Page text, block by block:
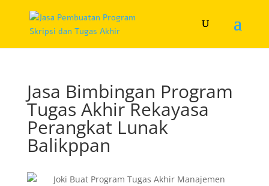
Jasa Bimbingan Program
Tugas Akhir Rekayasa
Perangkat Lunak
Balikppan